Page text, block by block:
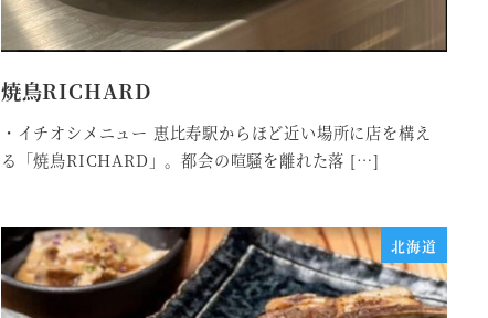
焼鳥RICHARD
・イチオシメニュー 恵比寿駅からほど近い場所に店を構え
る「焼鳥RICHARD」。都会の喧騒を離れた落 […]
北海道